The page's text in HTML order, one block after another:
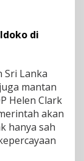
di
Sri Lanka
mantan
Helen Clark
akan
hanya sah